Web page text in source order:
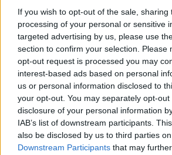
If you wish to opt-out of the sale, sharing
processing of your personal or sensitive
targeted advertising by us, please use
section to confirm your selection. Please
opt-out request is processed you may
interest-based ads based on personal
us or personal information disclosed to
your opt-out. You may separately opt-
disclosure of your personal information
IAB’s list of downstream participants.
also be disclosed by us to third parties
Downstream Participants that may
lavoro
Condividi
Scegli Moneta come fonte